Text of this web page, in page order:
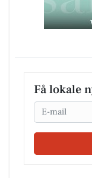
Få lokale
Email